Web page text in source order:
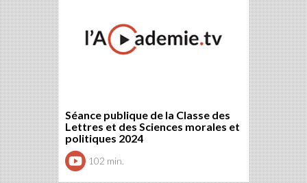
Séance publique de la Classe des
Lettres et des Sciences morales et
politiques 2024
102 min.